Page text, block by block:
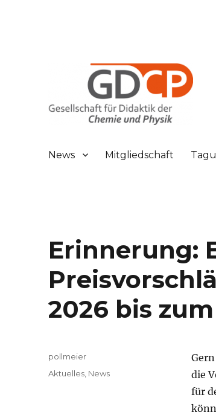
News Mitgliedschaft
Erinnerung:
2026 bis zum
die
für
Autor
pollmeier
Veröffentlicht
Kategorien
Aktuelles News